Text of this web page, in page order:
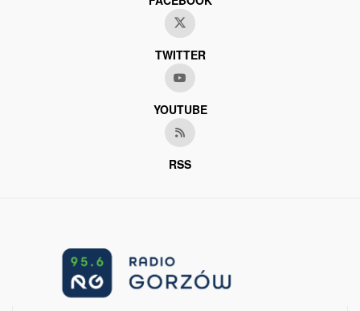
TWITTER
YOUTUBE
RSS